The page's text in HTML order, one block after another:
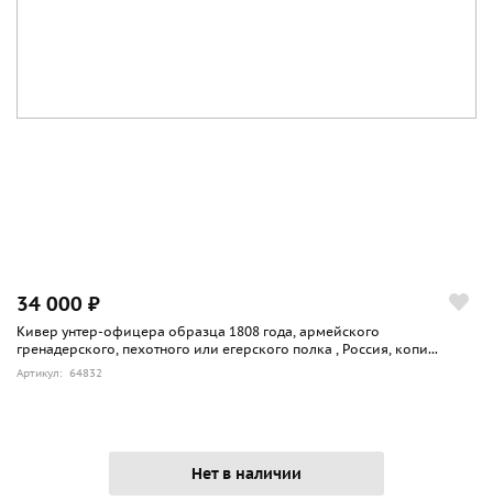
34 000 ₽
Кивер унтер-офицера образца 1808 года, армейского
гренадерского, пехотного или егерского полка , Россия, копи...
Артикул: 64832
Нет в наличии